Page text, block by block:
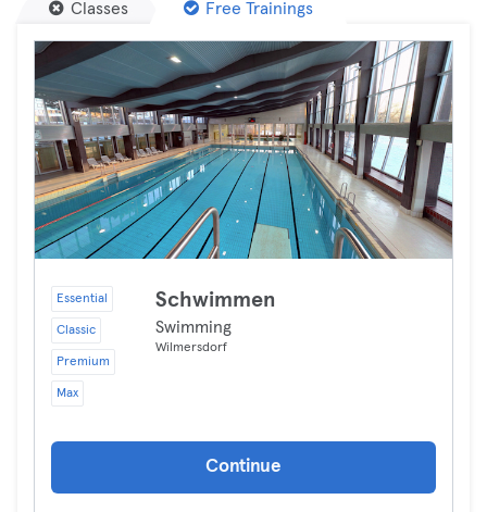
Classes Free Trainings
Essential
Classic
Premium
Max
Schwimmen
Swimming
Wilmersdorf
Continue